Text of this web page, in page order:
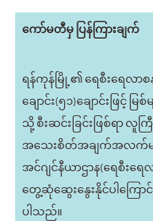
ကော်မတီမှ ပြန်ကြားချက်
ရန်ကုန်မြို့၏ ရေစီးရေလာ
ချောင်း(၅၁)ချောင်းဖြင့် မ
သို့ စီးဆင်းခြင်းဖြစ်ရာ လူ
အသေးစိတ်အချက်အလက်မျ
အင်ဂျင်နီယာဌာန(ရေစီးရ
တွေ့ဆုံဆွေးနွေးနိုင်ပါကြောင်
ပါသည်။